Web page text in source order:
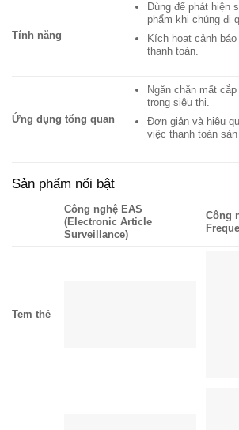
Tính năng
Dùng để phát hiện
phẩm khi chúng đi
Kích hoạt cảnh
thanh toán.
Ứng dụng tổng quan
Ngăn chặn mất
trong siêu thị.
Đơn giản và hiệu
việc thanh toán
Sản phẩm nổi bật
Công nghệ EAS
(Electronic Article
Surveillance)
Công
Tem thẻ